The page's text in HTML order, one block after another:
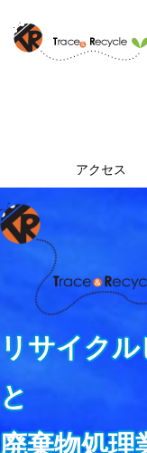
アクセス
リサイク
と
廃棄物処理